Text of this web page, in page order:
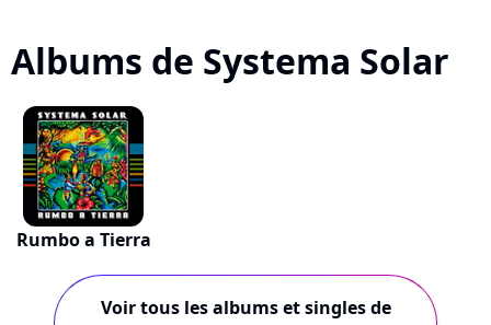
Albums de Systema Solar
Rumbo a Tierra
Voir tous les albums et singles de